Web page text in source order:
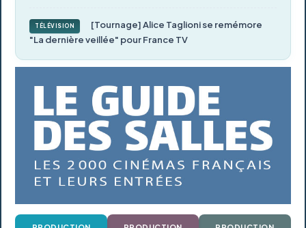
TÉLÉVISION
[Tournage] Alice Taglioni se remémore
"La dernière veillée" pour France TV